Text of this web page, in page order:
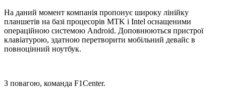
На даний момент компанія пропонує широку лінійку
планшетів на базі процесорів MTK і Intel оснащеними
операційною системою Android. Доповнюються пристрої
клавіатурою, здатною перетворити мобільний девайс в
повноцінний ноутбук.
З повагою, команда F1Center.